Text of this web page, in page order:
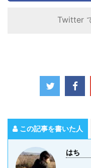
Twitter
この記事を書いた人
はち